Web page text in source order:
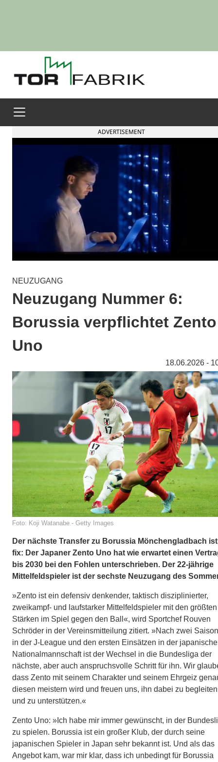
ADVERTISEMENT
NEUZUGANG
Neuzugang Nummer 6:
Borussia verpflichtet Zento
Uno
18.06.2026 -
Foto: Koji Watanabe - Getty Images
Der nächste Transfer zu Borussia Mönchengladbach ist
fix: Der Japaner Zento Uno hat wie erwartet einen
bis 2030 bei den Fohlen unterschrieben. Der 22-jährige
Mittelfeldspieler ist der sechste Neuzugang des
»Zento ist ein defensiv denkender, taktisch disziplinierter,
zweikampf- und laufstarker Mittelfeldspieler mit den größten
Stärken im Spiel gegen den Ball«, wird Sportchef Rouven
Schröder in der Vereinsmitteilung zitiert. »Nach zwei
in der J-League und den ersten Einsätzen in der
Nationalmannschaft ist der Wechsel in die Bundesliga der
nächste, aber auch anspruchsvolle Schritt für ihn. Wir
dass Zento mit seinem Charakter und seinem Ehrgeiz
diesen meistern wird und freuen uns, ihn dabei zu begleiten
und zu unterstützen.«
Zento Uno: »Ich habe mir immer gewünscht, in der
zu spielen. Borussia ist ein großer Klub, der durch seine
japanischen Spieler in Japan sehr bekannt ist. Und als das
Angebot kam, war mir klar, dass ich unbedingt für Borussia